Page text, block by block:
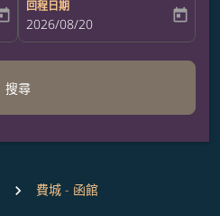
aria-label
回程日期
fc-booking-return-date-aria-label
2026/08/20 today
搜尋
費城 - 函館